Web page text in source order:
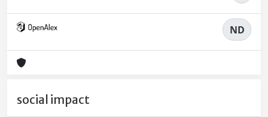
ND
social impact